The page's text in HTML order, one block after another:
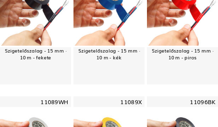
Szigetelőszalag - 15 mm ·
10 m - fekete
Szigetelőszalag - 15 mm ·
10 m - kék
Szigetelőszalag - 15 mm ·
10 m - piros
11089WH 11089X 11096BK